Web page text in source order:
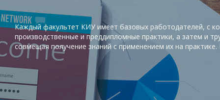
Каждый факультет КИУ имеет базовых работодателей, с
производственные и преддипломные практики, а затем и
совмещая получение знаний с применением их на